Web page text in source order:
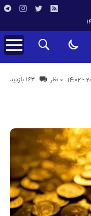
163 بازدید 0 نظر